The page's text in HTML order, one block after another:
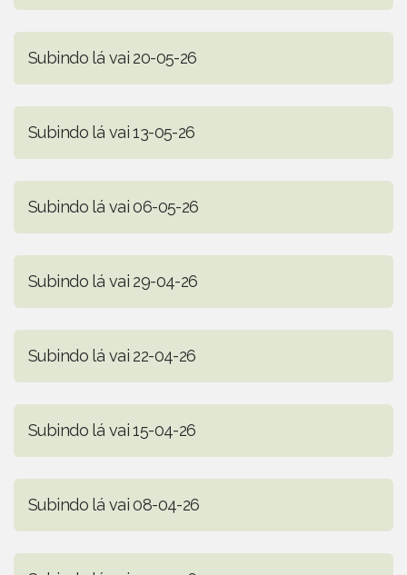
Subindo lá vai 20-05-26
Subindo lá vai 13-05-26
Subindo lá vai 06-05-26
Subindo lá vai 29-04-26
Subindo lá vai 22-04-26
Subindo lá vai 15-04-26
Subindo lá vai 08-04-26